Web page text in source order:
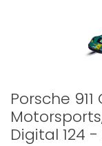
Porsche
Digital 124 -